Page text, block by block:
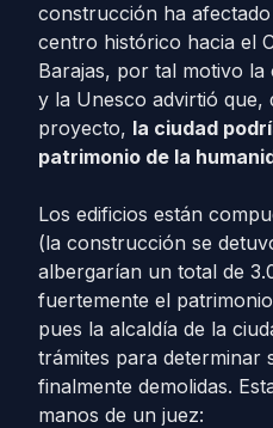
construcción ha afectado
centro histórico hacia el
Barajas, por tal motivo la
y la Unesco advirtió que,
proyecto, la ciudad
patrimonio de la
Los edificios están
(la construcción se
albergarían un total de
fuertemente el
pues la alcaldía de la
trámites para determinar
finalmente demolidas.
manos de un juez: